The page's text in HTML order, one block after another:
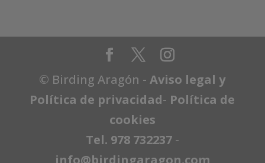
© Birding Aragón -Aviso legal y
Política de privacidad- Política de
cookies
Tel. 978 732237 -
info@birdingaragon.com